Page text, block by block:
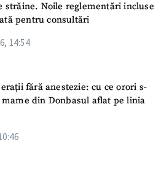
străine. Noile reglementări incluse
pentru consultări
14:54
fără anestezie: cu ce orori s-
din Donbasul aflat pe linia